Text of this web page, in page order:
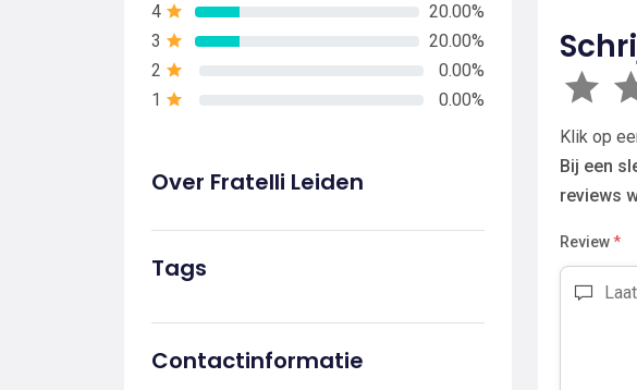
4
20.00%
3
20.00%
2
0.00%
1
0.00%
Over Fratelli Leiden
Tags
Contactinformatie
Klik op
Bij een
reviews
Review*